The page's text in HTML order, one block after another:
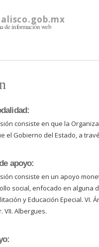
de información web
consiste en que la
el Gobierno del Estado, a
apoyo:
consiste en un apoyo
social, enfocado en alguna
y Educación Epecial.
VII. Albergues.